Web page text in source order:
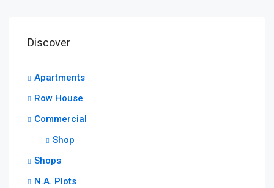
Discover
Apartments
Row House
Commercial
Shop
Shops
N.A. Plots